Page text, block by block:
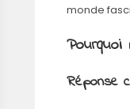
monde
Réponse